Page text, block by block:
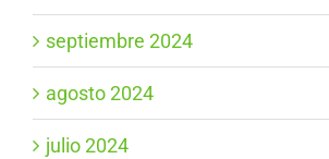
septiembre 2024
agosto 2024
julio 2024